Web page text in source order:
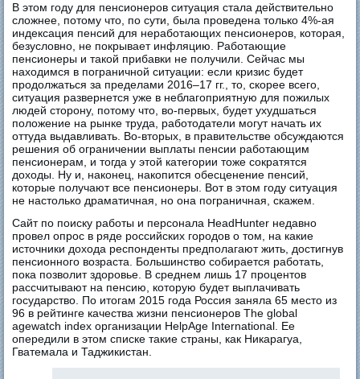
В этом году для пенсионеров ситуация стала действительно
сложнее, потому что, по сути, была проведена только 4%-ая
индексация пенсий для неработающих пенсионеров, которая,
безусловно, не покрывает инфляцию. Работающие
пенсионеры и такой прибавки не получили. Сейчас мы
находимся в пограничной ситуации: если кризис будет
продолжаться за пределами 2016–17 гг., то, скорее всего,
ситуация развернется уже в неблагоприятную для пожилых
людей сторону, потому что, во-первых, будет ухудшаться
положение на рынке труда, работодатели могут начать их
оттуда выдавливать. Во-вторых, в правительстве обсуждаются
решения об ограничении выплаты пенсии работающим
пенсионерам, и тогда у этой категории тоже сократятся
доходы. Ну и, наконец, накопится обесценение пенсий,
которые получают все пенсионеры. Вот в этом году ситуация
не настолько драматичная, но она пограничная, скажем.
Сайт по поиску работы и персонала HeadHunter недавно
провел опрос в ряде российских городов о том, на какие
источники дохода респонденты предполагают жить, достигнув
пенсионного возраста. Большинство собирается работать,
пока позволит здоровье. В среднем лишь 17 процентов
рассчитывают на пенсию, которую будет выплачивать
государство. По итогам 2015 года Россия заняла 65 место из
96 в рейтинге качества жизни пенсионеров The global
agewatch index организации HelpAge International. Ее
опередили в этом списке такие страны, как Никарагуа,
Гватемала и Таджикистан.